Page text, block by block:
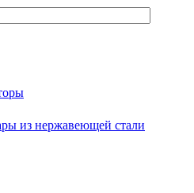
из нержавеющей стали